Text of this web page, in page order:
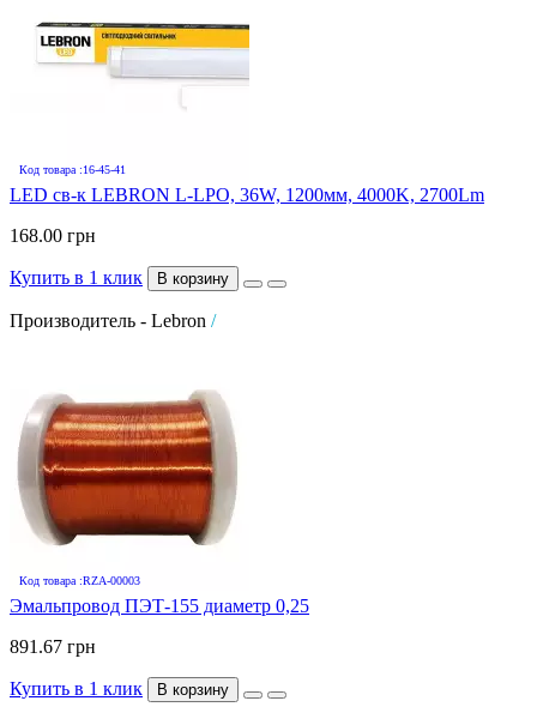
Код товара :16-45-41
LED св-к LEBRON L-LPO, 36W, 1200мм, 4000K, 2700Lm
168.00 грн
Купить в 1 клик В корзину
Производитель - Lebron /
Код товара :RZA-00003
Эмальпровод ПЭТ-155 диаметр 0,25
891.67 грн
Купить в 1 клик В корзину